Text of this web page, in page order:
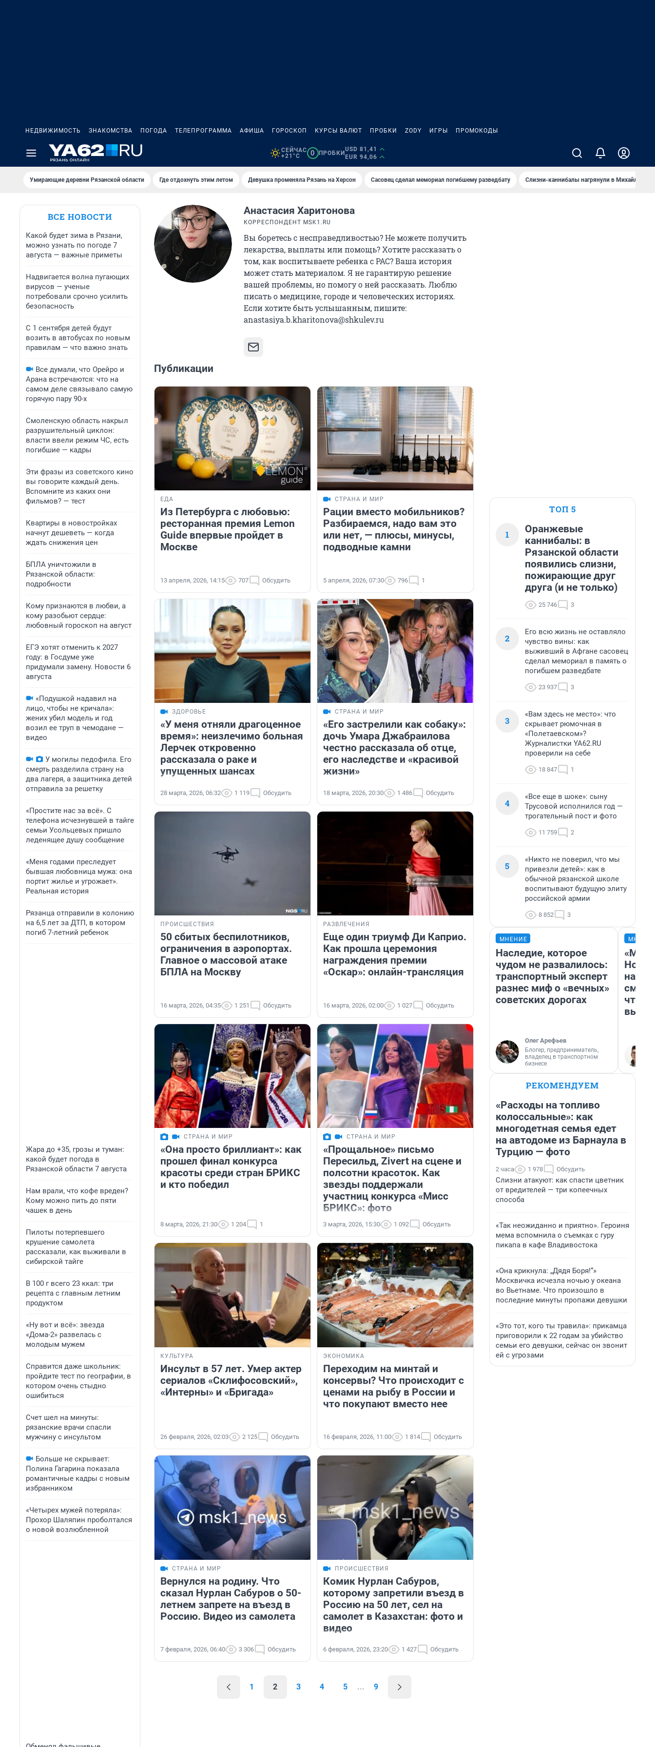
НЕДВИЖИМОСТЬ ЗНАКОМСТВА ПОГОДА ТЕЛЕПРОГРАММА АФИША ГОРОСКОП КУРСЫ ВАЛЮТ ПРОБКИ ZODY ИГРЫ ПРОМОКОДЫ
СЕЙЧАС
+21°C
0 ПРОБКИ
USD 81,41
EUR 94,06
Умирающие деревни Рязанской области Где отдохнуть этим летом Девушка променяла Рязань на Херсон Сасовец сделал мемориал погибшему разведбату Слизни-каннибалы нагрянули в Михайлов
ВСЕ НОВОСТИ
Какой будет зима в Рязани,
можно узнать по погоде 7
августа — важные приметы
Надвигается волна пугающих
вирусов — ученые
потребовали срочно усилить
безопасность
С 1 сентября детей будут
возить в автобусах по новым
правилам — что важно знать
Все думали, что Орейро и
Арана встречаются: что на
самом деле связывало самую
горячую пару 90-х
Смоленскую область накрыл
разрушительный циклон:
власти ввели режим ЧС, есть
погибшие — кадры
Эти фразы из советского кино
вы говорите каждый день.
Вспомните из каких они
фильмов? — тест
Квартиры в новостройках
начнут дешеветь — когда
ждать снижения цен
БПЛА уничтожили в
Рязанской области:
подробности
Кому признаются в любви, а
кому разобьют сердце:
любовный гороскоп на август
ЕГЭ хотят отменить к 2027
году: в Госдуме уже
придумали замену. Новости 6
августа
«Подушкой надавил на
лицо, чтобы не кричала»:
жених убил модель и год
возил ее труп в чемодане —
видео
У могилы педофила. Его
смерть разделила страну на
два лагеря, а защитника детей
отправила за решетку
«Простите нас за всё». С
телефона исчезнувшей в тайге
семьи Усольцевых пришло
леденящее душу сообщение
«Меня годами преследует
бывшая любовница мужа: она
портит жилье и угрожает».
Реальная история
Рязанца отправили в колонию
на 6,5 лет за ДТП, в котором
погиб 7-летний ребенок
Жара до +35, грозы и туман:
какой будет погода в
Рязанской области 7 августа
Нам врали, что кофе вреден?
Кому можно пить до пяти
чашек в день
Пилоты потерпевшего
крушение самолета
рассказали, как выживали в
сибирской тайге
В 100 г всего 23 ккал: три
рецепта с главным летним
продуктом
«Ну вот и всё»: звезда
«Дома-2» развелась с
молодым мужем
Справится даже школьник:
пройдите тест по географии, в
котором очень стыдно
ошибиться
Счет шел на минуты:
рязанские врачи спасли
мужчину с инсультом
Больше не скрывает:
Полина Гагарина показала
романтичные кадры с новым
избранником
«Четырех мужей потеряла»:
Прохор Шаляпин проболтался
о новой возлюбленной
Анастасия Харитонова
КОРРЕСПОНДЕНТ MSK1.RU
Вы боретесь с несправедливостью? Не можете получить
лекарства, выплаты или помощь? Хотите рассказать о
том, как воспитываете ребенка с РАС? Ваша история
может стать материалом. Я не гарантирую решение
вашей проблемы, но помогу о ней рассказать. Люблю
писать о медицине, городе и человеческих историях.
Если хотите быть услышанным, пишите:
anastasiya.b.kharitonova@shkulev.ru
Публикации
ЕДА
Из Петербурга с любовью:
ресторанная премия Lemon
Guide впервые пройдет в
Москве
13 апреля, 2026, 14:15 707 Обсудить
СТРАНА И МИР
Рации вместо мобильников?
Разбираемся, надо вам это
или нет, — плюсы, минусы,
подводные камни
5 апреля, 2026, 07:30 796 1
ЗДОРОВЬЕ
«У меня отняли драгоценное
время»: неизлечимо больная
Лерчек откровенно
рассказала о раке и
упущенных шансах
28 марта, 2026, 06:32 1 119 Обсудить
СТРАНА И МИР
«Его застрелили как собаку»:
дочь Умара Джабраилова
честно рассказала об отце,
его наследстве и «красивой
жизни»
18 марта, 2026, 20:30 1 486 Обсудить
ПРОИСШЕСТВИЯ
50 сбитых беспилотников,
ограничения в аэропортах.
Главное о массовой атаке
БПЛА на Москву
16 марта, 2026, 04:35 1 251 Обсудить
РАЗВЛЕЧЕНИЯ
Еще один триумф Ди Каприо.
Как прошла церемония
награждения премии
«Оскар»: онлайн-трансляция
16 марта, 2026, 02:00 1 027 Обсудить
СТРАНА И МИР
«Она просто бриллиант»: как
прошел финал конкурса
красоты среди стран БРИКС
и кто победил
8 марта, 2026, 21:30 1 204 1
СТРАНА И МИР
«Прощальное» письмо
Пересильд, Zivert на сцене и
полсотни красоток. Как
звезды поддержали
участниц конкурса «Мисс
БРИКС»: фото
3 марта, 2026, 15:30 1 092 Обсудить
КУЛЬТУРА
Инсульт в 57 лет. Умер актер
сериалов «Склифосовский»,
«Интерны» и «Бригада»
26 февраля, 2026, 02:03 2 125 Обсудить
ЭКОНОМИКА
Переходим на минтай и
консервы? Что происходит с
ценами на рыбу в России и
что покупают вместо нее
16 февраля, 2026, 11:00 1 814 Обсудить
СТРАНА И МИР
Вернулся на родину. Что
сказал Нурлан Сабуров о 50-
летнем запрете на въезд в
Россию. Видео из самолета
7 февраля, 2026, 06:40 3 306 Обсудить
ПРОИСШЕСТВИЯ
Комик Нурлан Сабуров,
которому запретили въезд в
Россию на 50 лет, сел на
самолет в Казахстан: фото и
видео
6 февраля, 2026, 23:20 1 427 Обсудить
1 2 3 4 5 ... 9
ТОП 5
1
Оранжевые
каннибалы: в
Рязанской области
появились слизни,
пожирающие друг
друга (и не только)
25 746 3
2
Его всю жизнь не оставляло
чувство вины: как
выживший в Афгане сасовец
сделал мемориал в память о
погибшем разведбате
23 937 3
3
«Вам здесь не место»: что
скрывает рюмочная в
«Полетаевском»?
Журналистки YA62.RU
проверили на себе
18 847 1
4
«Все еще в шоке»: сыну
Трусовой исполнился год —
трогательный пост и фото
11 759 2
5
«Никто не поверил, что мы
привезли детей»: как в
обычной рязанской школе
воспитывают будущую элиту
российской армии
8 852 3
МНЕНИЕ
Наследие, которое
чудом не развалилось:
транспортный эксперт
разнес миф о «вечных»
советских дорогах
Олег Арефьев
Блогер, предприниматель,
владелец в транспортном
бизнесе
«Мы
РЕКОМЕНДУЕМ
«Расходы на топливо
колоссальные»: как
многодетная семья едет
на автодоме из Барнаула в
Турцию — фото
2 часа 1 978 Обсудить
Слизни атакуют: как спасти цветник
от вредителей — три копеечных
способа
«Так неожиданно и приятно». Героиня
мема вспомнила о съемках с гуру
пикапа в кафе Владивостока
«Она крикнула: „Дядя Боря!“»
Москвичка исчезла ночью у океана
во Вьетнаме. Что произошло в
последние минуты пропажи девушки
«Это тот, кого ты травила»: прикамца
приговорили к 22 годам за убийство
семьи его девушки, сейчас он звонит
ей с угрозами